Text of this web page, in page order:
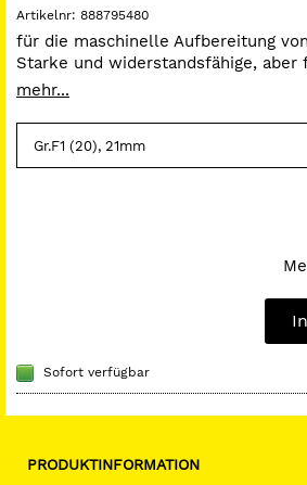
Artikelnr: 888795480
für die maschinelle Aufbereitung
Starke und widerstandsfähige, aber
Platin-Standard. Verbesserte Version
*100% Zufriedenheits-Garantie. Bei
Produkte können Sie diese
Kaufdatum zurückgeben und Sie
mehr...
Sofort verfügbar
PRODUKTINFORMATION